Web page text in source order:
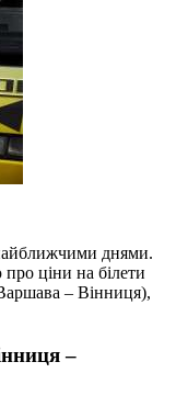
днями.
ціни на білети
– Вінниця),
–